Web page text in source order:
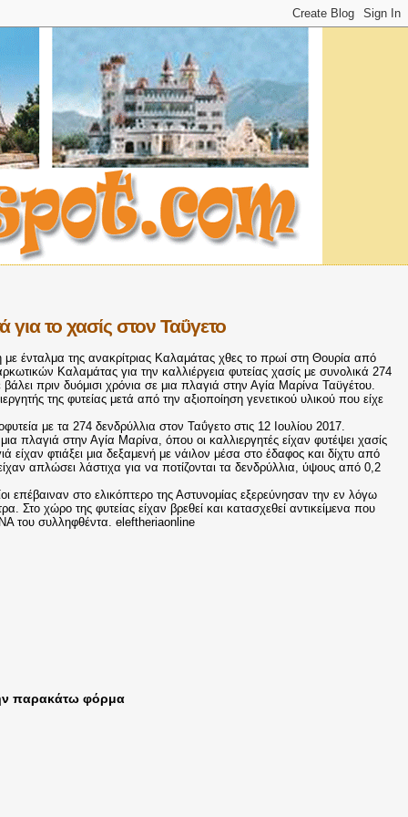
το χασίς στον Ταΰγετο
ένταλμα της ανακρίτριας Καλαμάτας χθες το πρωί στη Θουρία από
Καλαμάτας για την καλλιέργεια φυτείας χασίς με συνολικά 274
βάλει πριν δυόμισι χρόνια σε μια πλαγιά στην Αγία Μαρίνα Ταϋγέτου.
της φυτείας μετά από την αξιοποίηση γενετικού υλικού που είχε
με τα 274 δενδρύλλια στον Ταΰγετο στις 12 Ιουλίου 2017.
πλαγιά στην Αγία Μαρίνα, όπου οι καλλιεργητές είχαν φυτέψει χασίς
είχαν φτιάξει μια δεξαμενή με νάιλον μέσα στο έδαφος και δίχτυ από
απλώσει λάστιχα για να ποτίζονται τα δενδρύλλια, ύψους από 0,2
επέβαιναν στο ελικόπτερο της Αστυνομίας εξερεύνησαν την εν λόγω
χώρο της φυτείας είχαν βρεθεί και κατασχεθεί αντικείμενα που
του συλληφθέντα. eleftheriaonline
παρακάτω φόρμα